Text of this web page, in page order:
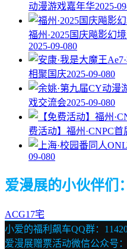
动漫游戏嘉年华2025-
福州·2025国庆飚影幻
2025-09-080
相聚国庆2025-09-080
戏交流会2025-09-080
费活动】福州·CNPC
09-080
爱漫展的小伙伴们：
ACG17宅
小爱的福利飙车QQ群：
爱漫展赠票活动微信公众号：